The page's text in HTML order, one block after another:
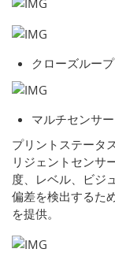
クローズルー
マルチセンサー
プリントステータ
リジェントセンサ
度、レベル、ビジ
偏差を検出するた
を提供。